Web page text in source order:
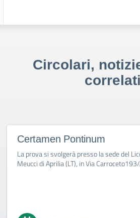
Circolari,
correlati
Certamen Pontinum
La prova si svolgerà presso la sede del
Meucci di Aprilia (LT), in Via